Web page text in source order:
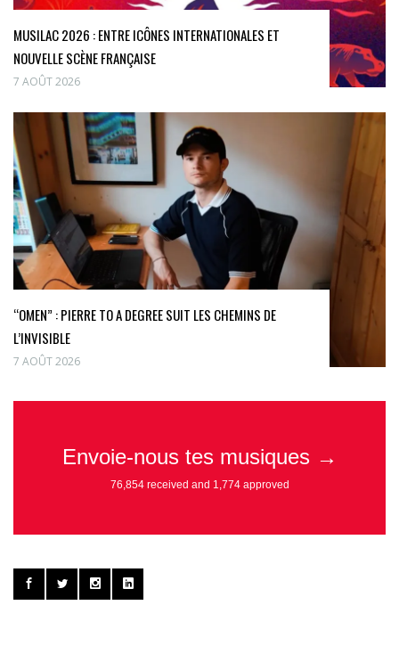
MUSILAC 2026 : ENTRE ICÔNES INTERNATIONALES ET
NOUVELLE SCÈNE FRANÇAISE
7 AOÛT 2026
“OMEN” : PIERRE TO A DEGREE SUIT LES CHEMINS DE
L’INVISIBLE
7 AOÛT 2026